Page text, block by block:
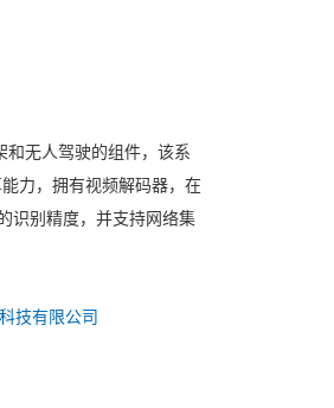
无人驾驶的组件，该系
力，拥有视频解码器，在
识别精度，并支持网络集
技有限公司